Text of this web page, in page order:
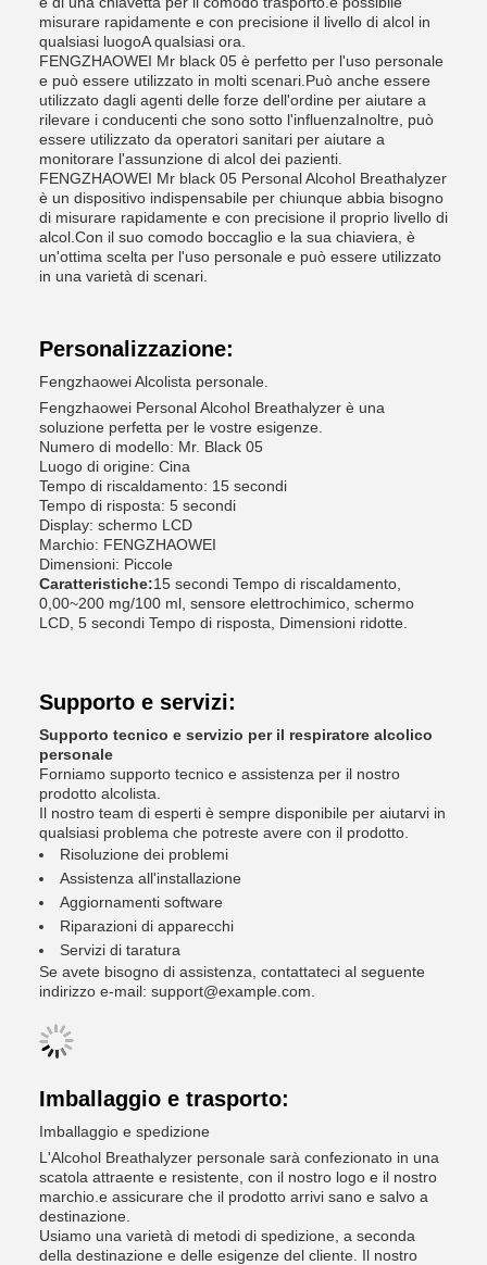
misurare rapidamente e con precisione il livello di alcol in
qualsiasi luogoA qualsiasi ora.
FENGZHAOWEI Mr black 05 è perfetto per l'uso personale
e può essere utilizzato in molti scenari.Può anche essere
utilizzato dagli agenti delle forze dell'ordine per aiutare a
rilevare i conducenti che sono sotto l'influenzaInoltre, può
essere utilizzato da operatori sanitari per aiutare a
monitorare l'assunzione di alcol dei pazienti.
FENGZHAOWEI Mr black 05 Personal Alcohol Breathalyzer
è un dispositivo indispensabile per chiunque abbia bisogno
di misurare rapidamente e con precisione il proprio livello di
alcol.Con il suo comodo boccaglio e la sua chiaviera, è
un'ottima scelta per l'uso personale e può essere utilizzato
in una varietà di scenari.
Personalizzazione:
Fengzhaowei Alcolista personale.
Fengzhaowei Personal Alcohol Breathalyzer è una
soluzione perfetta per le vostre esigenze.
Numero di modello: Mr. Black 05
Luogo di origine: Cina
Tempo di riscaldamento: 15 secondi
Tempo di risposta: 5 secondi
Display: schermo LCD
Marchio: FENGZHAOWEI
Dimensioni: Piccole
Caratteristiche:15 secondi Tempo di riscaldamento,
0,00~200 mg/100 ml, sensore elettrochimico, schermo
LCD, 5 secondi Tempo di risposta, Dimensioni ridotte.
Supporto e servizi:
Supporto tecnico e servizio per il respiratore alcolico
personale
Forniamo supporto tecnico e assistenza per il nostro
prodotto alcolista.
Il nostro team di esperti è sempre disponibile per aiutarvi in
qualsiasi problema che potreste avere con il prodotto.
Risoluzione dei problemi
Assistenza all'installazione
Aggiornamenti software
Riparazioni di apparecchi
Servizi di taratura
Se avete bisogno di assistenza, contattateci al seguente
indirizzo e-mail: support@example.com.
Imballaggio e trasporto:
Imballaggio e spedizione
L'Alcohol Breathalyzer personale sarà confezionato in una
scatola attraente e resistente, con il nostro logo e il nostro
marchio.e assicurare che il prodotto arrivi sano e salvo a
destinazione.
Usiamo una varietà di metodi di spedizione, a seconda
della destinazione e delle esigenze del cliente. Il nostro